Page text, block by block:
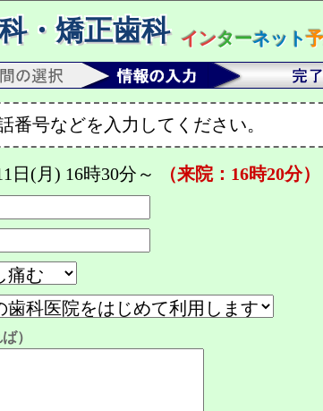
・矯正歯科 インターネット
番号などを入力してください。
日(月) 16時30分～
（来院：16時20分）
）